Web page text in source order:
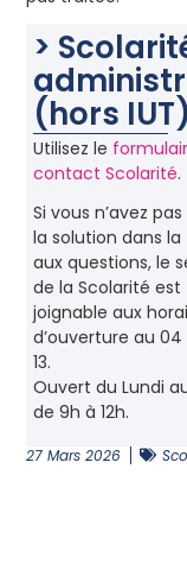
>
(hors IUT)
Utilisez le
contact Scolarité.
Si vous n’avez
la solution dans la
aux questions, le
de la Scolarité est
joignable aux
d’ouverture au 04
13.
Ouvert du Lundi
de 9h à 12h.
27 Mars 2026